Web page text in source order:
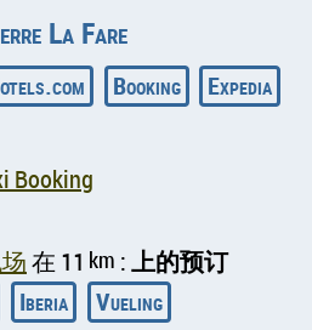
La Fare
Booking
Expedia
Booking
在 11 km :上的预订
Iberia
Vueling